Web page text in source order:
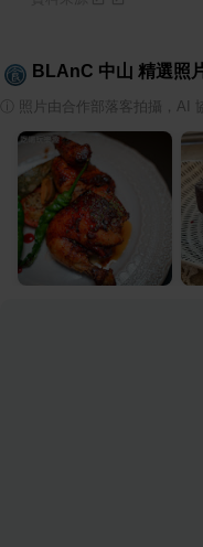
BLAnC 中山 精選照
照片由合作部落客拍攝，AI